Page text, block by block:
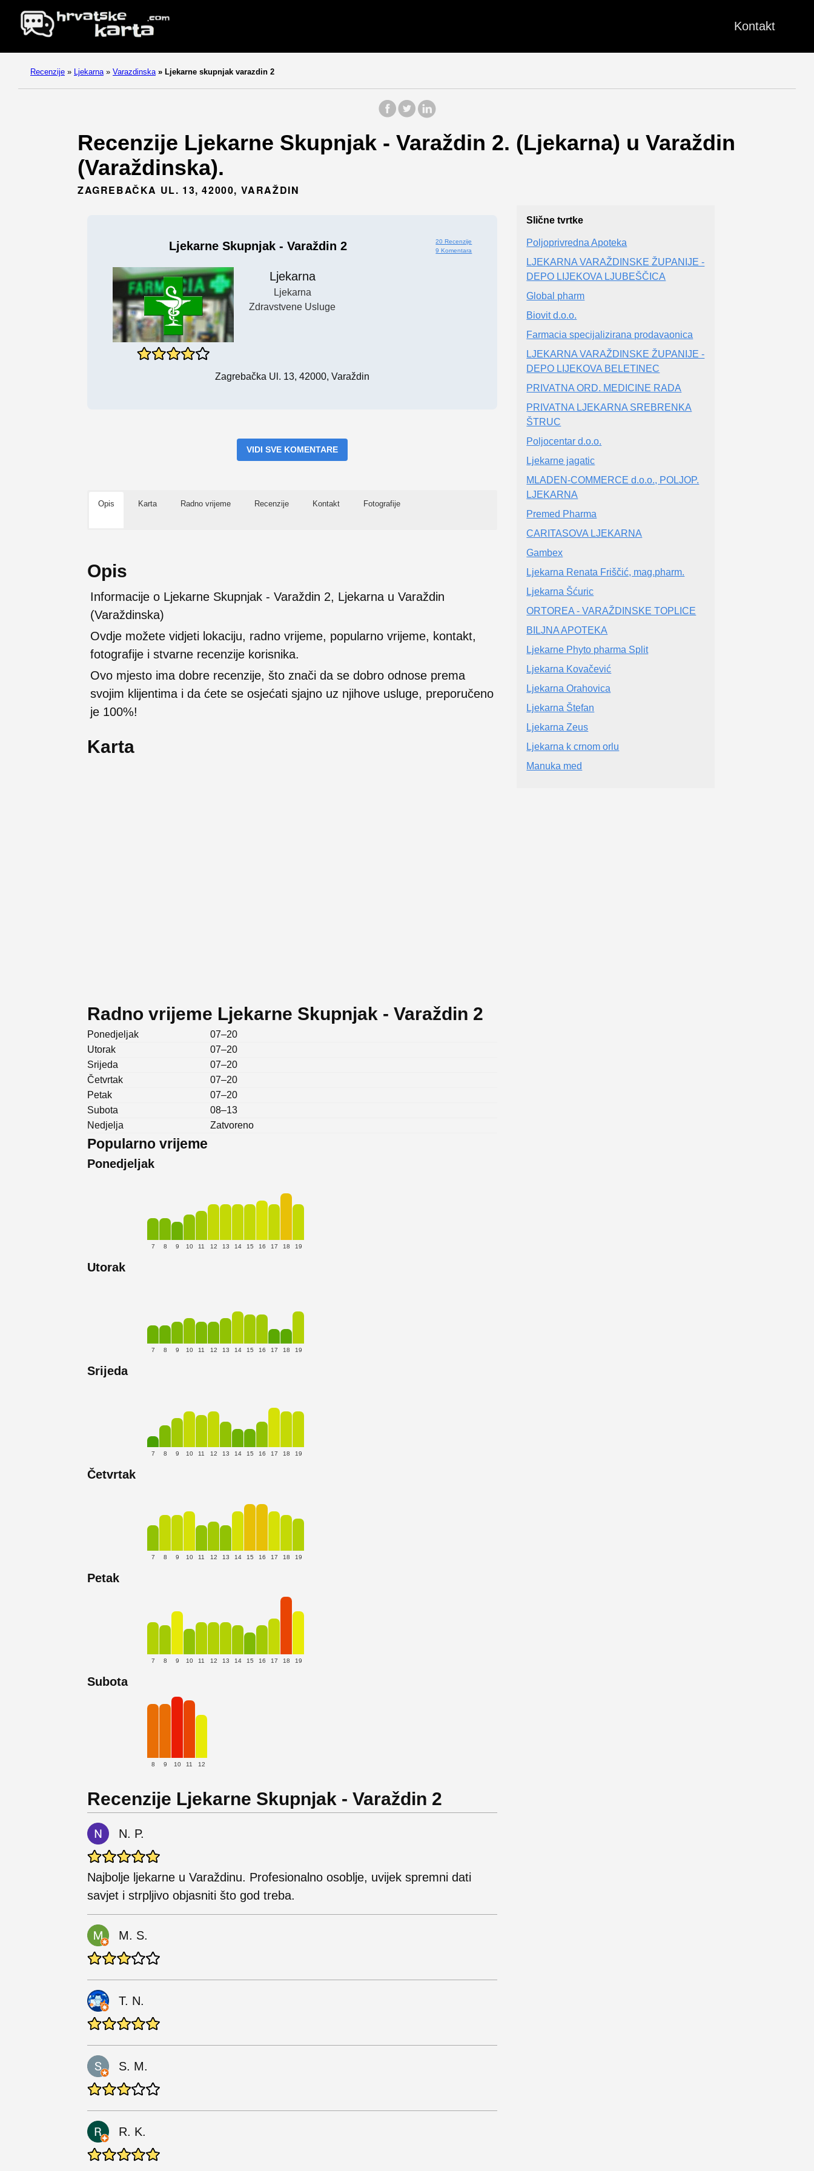
Kontakt
Recenzije » Ljekarna » Varazdinska » Ljekarne skupnjak varazdin 2
Recenzije Ljekarne Skupnjak - Varaždin 2. (Ljekarna) u Varaždin
(Varaždinska).
ZAGREBAČKA UL. 13, 42000, VARAŽDIN
Ljekarne Skupnjak - Varaždin 2
20 Recenzije
9 Komentara
Ljekarna
Ljekarna
Zdravstvene Usluge
Zagrebačka Ul. 13, 42000, Varaždin
VIDI SVE KOMENTARE
Opis Karta Radno vrijeme Recenzije Kontakt Fotografije
Opis
Informacije o Ljekarne Skupnjak - Varaždin 2, Ljekarna u Varaždin
(Varaždinska)
Ovdje možete vidjeti lokaciju, radno vrijeme, popularno vrijeme, kontakt,
fotografije i stvarne recenzije korisnika.
Ovo mjesto ima dobre recenzije, što znači da se dobro odnose prema
svojim klijentima i da ćete se osjećati sjajno uz njihove usluge, preporučeno
je 100%!
Karta
Radno vrijeme Ljekarne Skupnjak - Varaždin 2
Ponedjeljak
07–20
Utorak
07–20
Srijeda
07–20
Četvrtak
07–20
Petak
07–20
Subota
08–13
Nedjelja
Zatvoreno
Popularno vrijeme
Ponedjeljak
7 8 9 10 11 12 13 14 15 16 17 18 19
Utorak
7 8 9 10 11 12 13 14 15 16 17 18 19
Srijeda
7 8 9 10 11 12 13 14 15 16 17 18 19
Četvrtak
7 8 9 10 11 12 13 14 15 16 17 18 19
Petak
7 8 9 10 11 12 13 14 15 16 17 18 19
Subota
8 9 10 11 12
Recenzije Ljekarne Skupnjak - Varaždin 2
N. P.
Najbolje ljekarne u Varaždinu. Profesionalno osoblje, uvijek spremni dati
savjet i strpljivo objasniti što god treba.
M. S.
T. N.
S. M.
R. K.
Slične tvrtke
Poljoprivredna Apoteka
LJEKARNA VARAŽDINSKE ŽUPANIJE -
DEPO LIJEKOVA LJUBEŠČICA
Global pharm
Biovit d.o.o.
Farmacia specijalizirana prodavaonica
LJEKARNA VARAŽDINSKE ŽUPANIJE -
DEPO LIJEKOVA BELETINEC
PRIVATNA ORD. MEDICINE RADA
PRIVATNA LJEKARNA SREBRENKA
ŠTRUC
Poljocentar d.o.o.
Ljekarne jagatic
MLADEN-COMMERCE d.o.o., POLJOP.
LJEKARNA
Premed Pharma
CARITASOVA LJEKARNA
Gambex
Ljekarna Renata Friščić, mag.pharm.
Ljekarna Šćuric
ORTOREA - VARAŽDINSKE TOPLICE
BILJNA APOTEKA
Ljekarne Phyto pharma Split
Ljekarna Kovačević
Ljekarna Orahovica
Ljekarna Štefan
Ljekarna Zeus
Ljekarna k crnom orlu
Manuka med